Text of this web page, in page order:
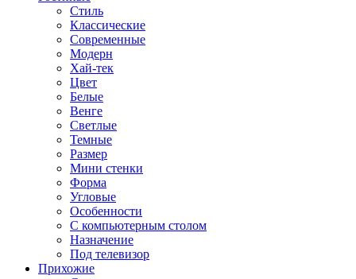
Стиль
Классические
Современные
Модерн
Хай-тек
Цвет
Белые
Венге
Светлые
Темные
Размер
Мини стенки
Форма
Угловые
Особенности
С компьютерным столом
Назначение
Под телевизор
Прихожие